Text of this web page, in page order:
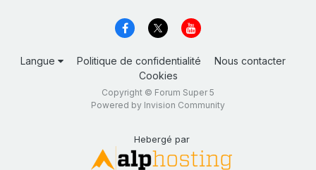
Langue Politique de confidentialité
Nous contacter
Cookies
Copyright © Forum Super 5
Powered by Invision Community
Hebergé par